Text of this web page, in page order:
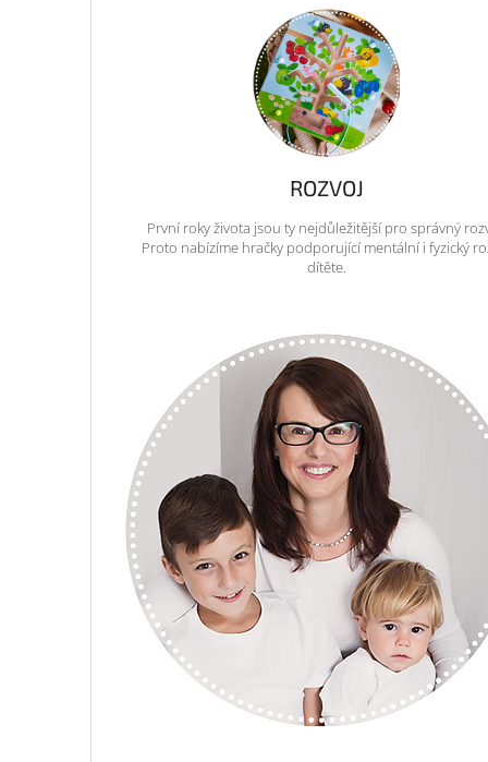
ROZVOJ
První roky života jsou ty nejdůležitější pro správný
Proto nabízíme hračky podporující mentální i fyzický
dítěte.